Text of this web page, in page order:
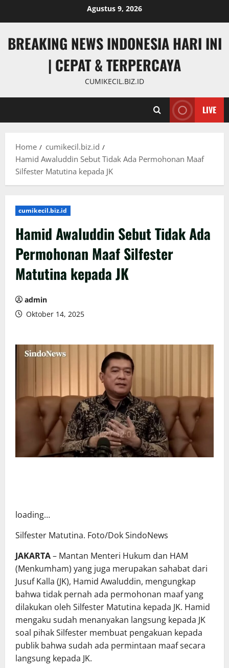
Agustus 9, 2026
BREAKING NEWS INDONESIA HARI INI
| CEPAT & TERPERCAYA
CUMIKECIL.BIZ.ID
LIVE
Home
cumikecil.biz.id
Hamid Awaluddin Sebut Tidak Ada Permohonan Maaf
Silfester Matutina kepada JK
cumikecil.biz.id
Hamid Awaluddin Sebut Tidak Ada
Permohonan Maaf Silfester
Matutina kepada JK
admin
Oktober 14, 2025
loading…
Silfester Matutina. Foto/Dok SindoNews
JAKARTA– Mantan Menteri Hukum dan HAM
(Menkumham) yang juga merupakan sahabat dari
Jusuf Kalla (JK), Hamid Awaluddin, mengungkap
bahwa tidak pernah ada permohonan maaf yang
dilakukan oleh Silfester Matutina kepada JK. Hamid
mengaku sudah menanyakan langsung kepada JK
soal pihak Silfester membuat pengakuan kepada
publik bahwa sudah ada permintaan maaf secara
langsung kepada JK.